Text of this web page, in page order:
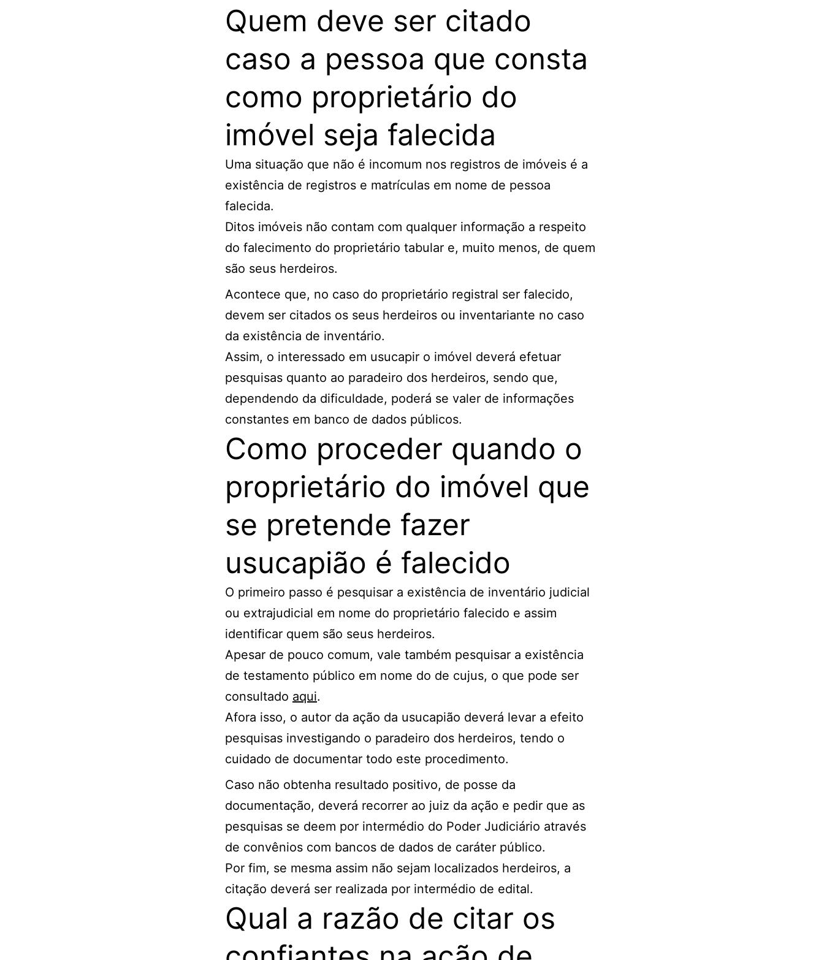
Quem deve ser citado
caso a pessoa que consta
como proprietário do
imóvel seja falecida
Uma situação que não é incomum nos registros de imóveis é a
existência de registros e matrículas em nome de pessoa
falecida.
Ditos imóveis não contam com qualquer informação a respeito
do falecimento do proprietário tabular e, muito menos, de quem
são seus herdeiros.
Acontece que, no caso do proprietário registral ser falecido,
devem ser citados os seus herdeiros ou inventariante no caso
da existência de inventário.
Assim, o interessado em usucapir o imóvel deverá efetuar
pesquisas quanto ao paradeiro dos herdeiros, sendo que,
dependendo da dificuldade, poderá se valer de informações
constantes em banco de dados públicos.
Como proceder quando o
proprietário do imóvel que
se pretende fazer
usucapião é falecido
O primeiro passo é pesquisar a existência de inventário judicial
ou extrajudicial em nome do proprietário falecido e assim
identificar quem são seus herdeiros.
Apesar de pouco comum, vale também pesquisar a existência
de testamento público em nome do de cujus, o que pode ser
consultado aqui.
Afora isso, o autor da ação da usucapião deverá levar a efeito
pesquisas investigando o paradeiro dos herdeiros, tendo o
cuidado de documentar todo este procedimento.
Caso não obtenha resultado positivo, de posse da
documentação, deverá recorrer ao juiz da ação e pedir que as
pesquisas se deem por intermédio do Poder Judiciário através
de convênios com bancos de dados de caráter público.
Por fim, se mesma assim não sejam localizados herdeiros, a
citação deverá ser realizada por intermédio de edital.
Qual a razão de citar os